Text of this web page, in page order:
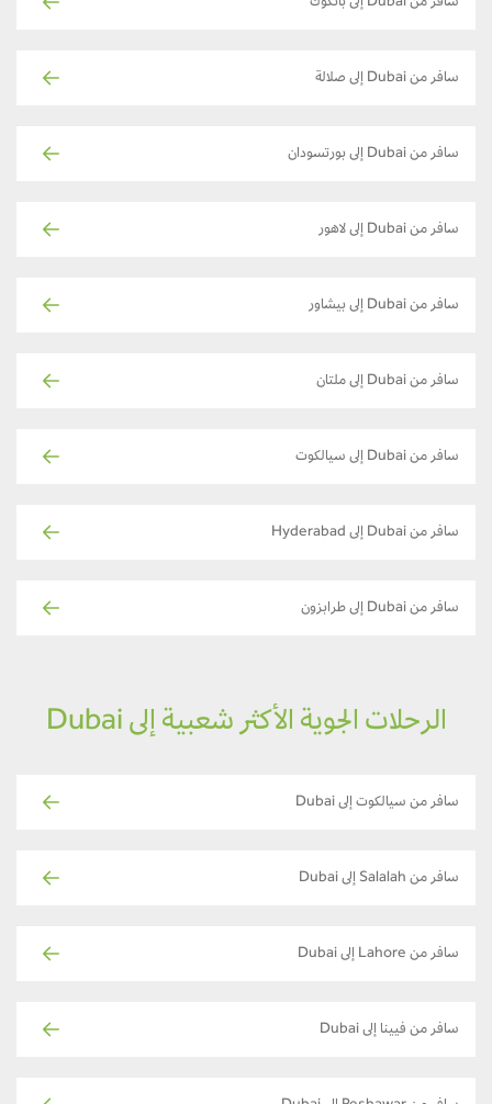
سافر من Dubai إلى صلالة
سافر من Dubai إلى بورتسودان
سافر من Dubai إلى لاهور
سافر من Dubai إلى بيشاور
سافر من Dubai إلى ملتان
سافر من Dubai إلى سيالكوت
سافر من Dubai إلى Hyderabad
سافر من Dubai إلى طرابزون
الرحلات الجوية الأكثر شعبية إلى Dubai
سافر من سيالكوت إلى Dubai
سافر من Salalah إلى Dubai
سافر من Lahore إلى Dubai
سافر من فيينا إلى Dubai